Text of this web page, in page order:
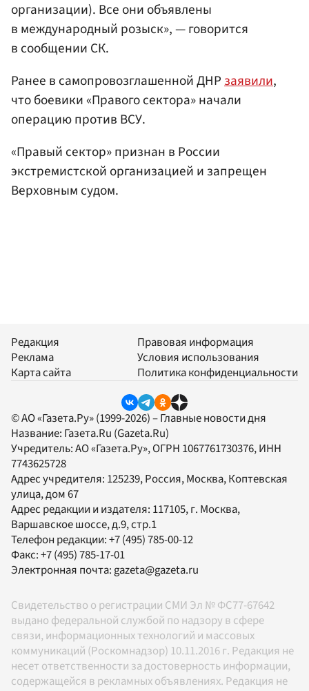
организации). Все они объявлены
в международный розыск», — говорится
в сообщении СК.
Ранее в самопровозглашенной ДНРзаявили,
что боевики «Правого сектора» начали
операцию против ВСУ.
«Правый сектор» признан в России
экстремистской организацией и запрещен
Верховным судом.
Редакция
Реклама
Карта сайта
Правовая информация
Условия использования
Политика конфиденциальности
© АО «Газета.Ру» (1999-2026) – Главные новости дня
Название: Газета.Ru (Gazeta.Ru)
Учредитель:АО «Газета.Ру», ОГРН 1067761730376, ИНН
7743625728
Адрес учредителя: 125239, Россия, Москва, Коптевская
улица, дом 67
Адрес редакции и издателя: 117105, г. Москва,
Варшавское шоссе, д.9, стр.1
Телефон редакции:+7 (495) 785-00-12
Факс:+7 (495) 785-17-01
Электронная почта:gazeta@gazeta.ru
Свидетельство о регистрации СМИ Эл № ФС77-67642
выдано федеральной службой по надзору в сфере
связи, информационных технологий и массовых
коммуникаций (Роскомнадзор) 10.11.2016 г. Редакция не
несет ответственности за достоверность информации,
содержащейся в рекламных объявлениях. Редакция не